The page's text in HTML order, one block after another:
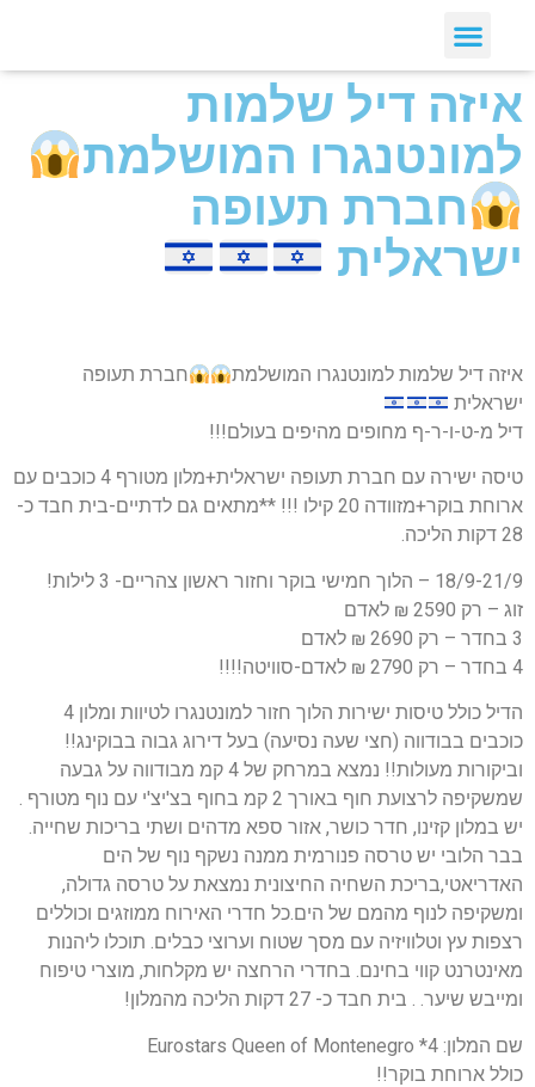
איזה דיל שלמות
למונטנגרו המושלמת
חברת תעופה
ישראלית
איזה דיל שלמות למונטנגרו המושלמת
חברת תעופה
ישראלית
דיל מ-ט-ו-ר-ף מחופים מהיפים בעולם!!!
טיסה ישירה עם חברת תעופה ישראלית+מלון מטורף 4 כוכבים עם
ארוחת בוקר+מזוודה 20 קילו !!! **מתאים גם לדתיים-בית חבד כ-
28 דקות הליכה.
18/9-21/9 – הלוך חמישי בוקר וחזור ראשון צהריים- 3 לילות!
זוג – רק 2590 ₪ לאדם
3 בחדר – רק 2690 ₪ לאדם
4 בחדר – רק 2790 ₪ לאדם-סוויטה!!!!
הדיל כולל טיסות ישירות הלוך חזור למונטנגרו לטיוות ומלון 4
כוכבים בבודווה (חצי שעה נסיעה) בעל דירוג גבוה בבוקינג!!
וביקורות מעולות!! נמצא במרחק של 4 קמ מבודווה על גבעה
שמשקיפה לרצועת חוף באורך 2 קמ בחוף בצ'יצ'י עם נוף מטורף .
יש במלון קזינו, חדר כושר, אזור ספא מדהים ושתי בריכות שחייה.
בבר הלובי יש טרסה פנורמית ממנה נשקף נוף של הים
האדריאטי,בריכת השחיה החיצונית נמצאת על טרסה גדולה,
ומשקיפה לנוף מהמם של הים.כל חדרי האירוח ממוזגים וכוללים
רצפות עץ וטלוויזיה עם מסך שטוח וערוצי כבלים. תוכלו ליהנות
מאינטרנט קווי בחינם. בחדרי הרחצה יש מקלחות, מוצרי טיפוח
ומייבש שיער. . בית חבד כ- 27 דקות הליכה מהמלון!
שם המלון: 4* Eurostars Queen of Montenegro
כולל ארוחת בוקר!!